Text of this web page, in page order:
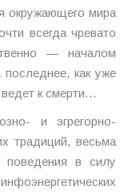
окружающего мира
всегда чревато
— началом
как уже
к смерти…
и эгрегорно-
традиций, весьма
поведения в силу